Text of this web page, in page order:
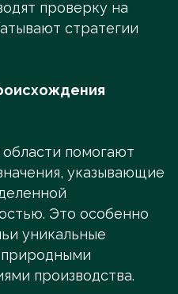
проверку на
стратегии
помогают
указывающие
Это особенно
уникальные
природными
производства.